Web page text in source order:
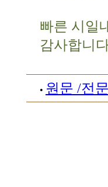
빠른 시일
감사합니
• 원문 /전문